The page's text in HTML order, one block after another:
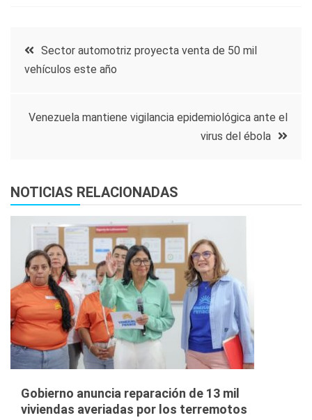
Navegación
entradas
Sector automotriz proyecta venta de 50 mil
vehículos este año
Venezuela mantiene vigilancia epidemiológica ante el
virus del ébola
NOTICIAS RELACIONADAS
Gobierno anuncia reparación de 13 mil
viviendas averiadas por los terremotos